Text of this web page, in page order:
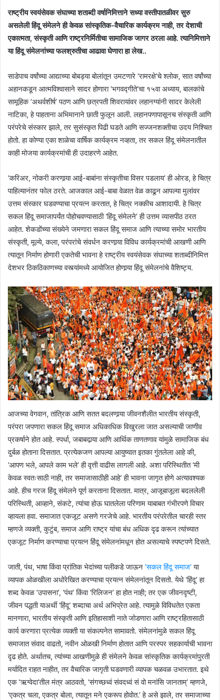
राष्ट्रीय स्वयंसेवक संघाच्या शताब्दी वर्षानिमित्ताने सध्या वस्तीपातळीवर सुरु
असलेली हिंदू संमेलने ही केवळ सांस्कृतिक-वैचारिक कार्यक्रम नाही, तर देशाची
एकात्मता, संस्कृती आणि राष्ट्रनिर्मितीचा सामाजिक जागर ठरला आहे. त्यानिमित्ताने
या हिंदू संमेलनांच्या फलश्रुतीचा आढावा घेणारा हा लेख..
साडेपाच वर्षांच्या आद्याच्या बोबड्या बोलांतून उमटणारे ‘रामरक्षे’चे श्लोक, सात वर्षांच्या
अहानकडून आत्मविश्वासाने सादर होणारा ‘भगवद्गीते’चा १५वा अध्याय, बालकांचे
सामूहिक ‘अथर्वशीर्ष’ पठण आणि छत्रपती शिवरायांवर लहानग्यांनी सादर केलेली
नाटिका, हे पाहताना अभिमानाने छाती फुलून आली. लहानपणापासूनच संस्कृती आणि
परंपरेचे संस्कार झाले, तर सुसंस्कृत पिढी घडते आणि सज्जनशक्तीचा उदय निश्चित
होतो. हा कोण्या एका शाळेचा वार्षिक कार्यक्रम नव्हता, तर सकल हिंदू संमेलनातील
काही मोजया कार्यक्रमांची ही उदाहरणे आहेत.
‘करिअर, नोकरी करणार्‍या आई-बाबांना संस्कृतीचा विसर पडलाय’ ही ओरड, हे चित्र
पाहिल्यानंतर फोल ठरते. आजकाल आई-बाबा वेळात वेळ काढून आपल्या मुलांवर
उत्तम संस्कार घडवण्याचा प्रयत्न करतात, हे चित्र नक्कीच आशादायी. हे चित्र
सकल हिंदू समाजापर्यंत पोहोचवण्यासाठी ‘हिंदू संमेलने’ ही उत्तम व्यासपीठ ठरत
आहेत. शेकडोंच्या संख्येने जमणारा सकल हिंदू समाज आणि त्याच्या समोर भारतीय
संस्कृती, मूल्ये, कला, परंपरांचे संवर्धन करणार्‍या विविध कार्यक्रमांची आखणी आणि
त्यातून निर्माण होणारी एकतेची भावना हे राष्ट्रीय स्वयंसेवक संघाच्या शताब्दीनिमित्त
देशभर ठिकठिकाणच्या वस्त्यांमध्ये आयोजित होणार्‍या हिंदू संमेलनांचे वैशिष्ट्य.
आजच्या वेगवान, तांत्रिक आणि सतत बदलणार्‍या जीवनशैलीत भारतीय संस्कृती,
परंपरा जपणारा सकल हिंदू समाज अधिकाधिक विखुरला जात असल्याची जाणीव
प्रकर्षाने होत आहे. स्पर्धा, जबाबदार्‍या आणि आर्थिक ताणतणाव यांमुळे सामाजिक बंध
दुर्बळ होताना दिसतात. प्रत्येकजण आपल्या आयुष्यात इतका गुंतलेला आहे की,
‘आपण भले, आपले काम भले’ ही वृत्ती वाढीस लागली आहे. अशा परिस्थितीत ‘मी
केवळ स्वतःसाठी नाही, तर समाजासाठीही आहे’ ही भावना जागृत होणे अत्यावश्यक
आहे. हीच गरज हिंदू संमेलने पूर्ण करताना दिसतात. मात्र, आजूबाजूला बदललेली
परिस्थिती, आव्हाने, संकटे, त्यांचा होऊ घातलेला परिणाम याबाबत गंभीरपणे विचार
व्हायला हवा. समाजात एकजूट असणे गरजेचे आहे. भारतीय परंपरेतील चारही स्तर
म्हणजे व्यक्ती, कुटुंब, समाज आणि राष्ट्र यांचा बंध अधिक दृढ करून त्यांच्यात
एकजूट निर्माण करण्याचा प्रयत्न हिंदू संमेलनांमधून होत असल्याचे स्पष्टपणे दिसते.
जाती, पंथ, भाषा किंवा प्रांतिक भेदांच्या पलीकडे जाऊन ‘सकल हिंदू समाज’या
व्यापक ओळखीला अधोरेखित करण्याचा प्रयत्न संमेलनांतून दिसतो. येथे ‘हिंदू’ हा
शब्द केवळ ‘उपासना’, ‘पंथ’ किंवा ‘रिलिजन’ हा होत नाही; तर एक जीवनदृष्टी,
जीवन पद्धती याअर्थी ‘हिंदू’ शब्दाचा अर्थ अभिप्रेत आहे. त्यामुळे विविधतेत एकता
मानणारा, भारतीय संस्कृती आणि इतिहासाशी नाते जोडणारा आणि राष्ट्रहितासाठी
कार्य करणारा प्रत्येक व्यक्ती या संकल्पनेत सामावतो. संमेलनांमुळे सकल हिंदू
समाजात संवाद वाढतो, नवीन ओळखी निर्माण होतात आणि परस्पर सहकार्याची भावना
दृढ होते. अर्थातच, त्यांच्या आखणीमुळे ही संमेलने केवळ सांस्कृतिक कार्यक्रमांपुरती
मर्यादित राहत नाहीत, तर वैचारिक जागृती घडवणारी व्यापक चळवळ उभारतात. इथे
एक ‘ऋग्वेदा’तील मंत्र आठवतो, ‘संगच्छध्वं संवदध्वं सं वो मनांसि जानताम्’ म्हणजे,
‘एकत्र चला, एकत्र बोला, त्यातून मने एकरूप होवोत.’ हे असे झाले, तर समाजाच्या